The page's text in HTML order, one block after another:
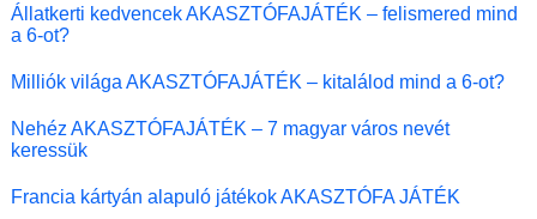
Állatkerti kedvencek AKASZTÓFAJÁTÉK – felismered mind
a 6-ot?
Milliók világa AKASZTÓFAJÁTÉK – kitalálod mind a 6-ot?
Nehéz AKASZTÓFAJÁTÉK – 7 magyar város nevét
keressük
Francia kártyán alapuló játékok AKASZTÓFA JÁTÉK